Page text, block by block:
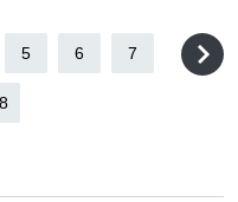
5 6 7